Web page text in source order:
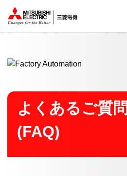
ここから本文
よくあるご質問
(FAQ)